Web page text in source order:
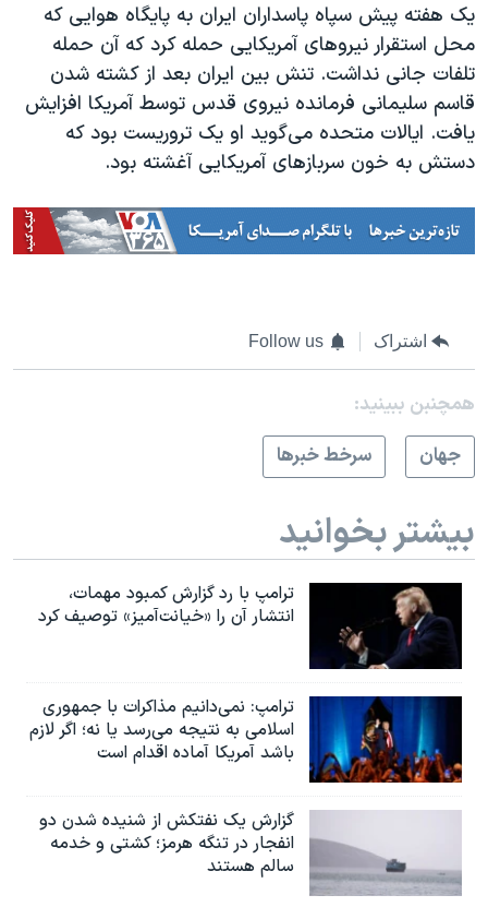
یک هفته پیش سپاه پاسداران ایران به پایگاه هوایی که
محل استقرار نیروهای آمریکایی حمله کرد که آن حمله
تلفات جانی نداشت. تنش بین ایران بعد از کشته شدن
قاسم سلیمانی فرمانده نیروی قدس توسط آمریکا افزایش
یافت. ایالات متحده می‌گوید او یک تروریست بود که
دستش به خون سربازهای آمریکایی آغشته بود.
اشتراک Follow us
همچنبن ببینید:
جهان
سرخط خبرها
بیشتر بخوانید
ترامپ با رد گزارش کمبود مهمات،
انتشار آن را «خیانت‌آمیز» توصیف کرد
ترامپ: نمی‌دانیم مذاکرات با جمهوری
اسلامی به نتیجه می‌رسد یا نه؛ اگر لازم
باشد آمریکا آماده اقدام است
گزارش یک نفتکش از شنیده شدن دو
انفجار در تنگه هرمز؛ کشتی و خدمه
سالم هستند